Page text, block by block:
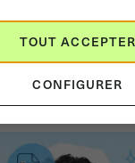
CONFIGURER
TOUT ACCEPTER